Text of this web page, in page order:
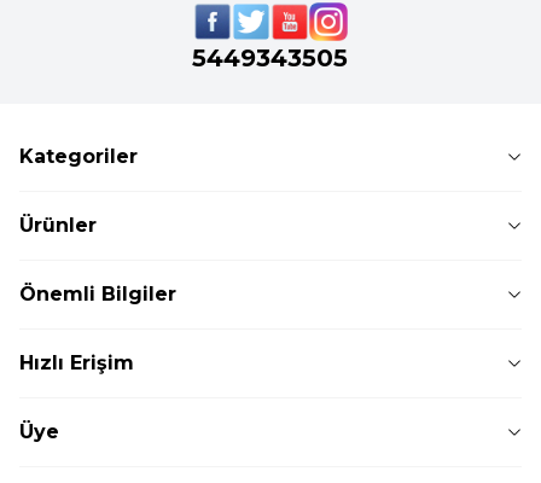
5449343505
Kategoriler
Ürünler
Önemli Bilgiler
Hızlı Erişim
Üye